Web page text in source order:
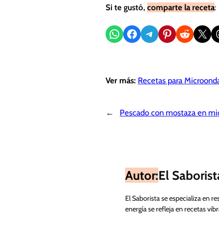
Si te gustó, comparte la receta:
Compartir en WhatsApp
Compartir en Facebook
Compartir en Telegram
Compartir en Pinterest
Compartir en Reddit
Compartir en X
Ver más: Recetas para
← Pescado con mostaza en
Autor:El
El Saborista se especializa en
energía se refleja en recetas